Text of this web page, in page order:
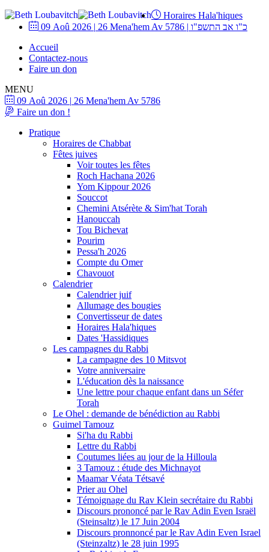
Horaires Hala'hiques
09 Aoû 2026 | 26 Mena'hem Av 5786 | כ"ו אב התשפ"ו
Accueil
Contactez-nous
Faire un don
MENU
09 Aoû 2026 | 26 Mena'hem Av 5786
Faire un don !
Pratique
Horaires de Chabbat
Fêtes juives
Voir toutes les fêtes
Roch Hachana 2026
Yom Kippour 2026
Souccot
Chemini Atsérète & Sim'hat Torah
Hanouccah
Tou Bichevat
Pourim
Pessa'h 2026
Compte du Omer
Chavouot
Calendrier
Calendrier juif
Allumage des bougies
Convertisseur de dates
Horaires Hala'hiques
Dates 'Hassidiques
Les campagnes du Rabbi
La campagne des 10 Mitsvot
Votre anniversaire
L'éducation dès la naissance
Une lettre pour chaque enfant dans un Séfer
Torah
Le Ohel : demande de bénédiction au Rabbi
Guimel Tamouz
Si'ha du Rabbi
Lettre du Rabbi
Coutumes liées au jour de la Hilloula
3 Tamouz : étude des Michnayot
Maamar Véata Tétsavé
Prier au Ohel
Témoignage du Rav Klein secrétaire du Rabbi
Discours prononcé par le Rav Adin Even Israël
(Steinsaltz) le 17 Juin 2004
Discours pronnoncé par le Rav Adin Even Israel
(Steinzaltz) le 28 juin 1995